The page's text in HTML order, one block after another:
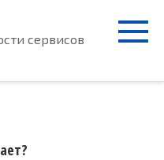
сервисов